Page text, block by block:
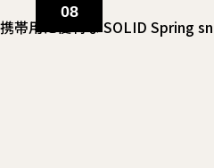
08
携帯用に便利な SOLID Spring